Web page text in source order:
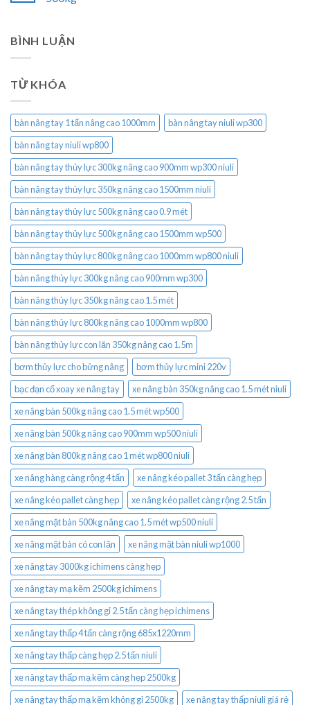
BÌNH LUẬN
TỪ KHÓA
bàn nâng tay 1 tấn nâng cao 1000mm
bàn nâng tay niuli wp300
bàn nâng tay niuli wp800
bàn nâng tay thủy lực 300kg nâng cao 900mm wp300 niuli
bàn nâng tay thủy lực 350kg nâng cao 1500mm niuli
bàn nâng tay thủy lực 500kg nâng cao 0.9 mét
bàn nâng tay thủy lực 500kg nâng cao 1500mm wp500
bàn nâng tay thủy lực 800kg nâng cao 1000mm wp800 niuli
bàn nâng thủy lực 300kg nâng cao 900mm wp300
bàn nâng thủy lực 350kg nâng cao 1.5 mét
bàn nâng thủy lực 800kg nâng cao 1000mm wp800
bàn nâng thủy lực con lăn 350kg nâng cao 1.5m
bơm thủy lực cho bửng nâng
bơm thủy lực mini 220v
bạc đạn cổ xoay xe nâng tay
xe nâng bàn 350kg nâng cao 1.5 mét niuli
xe nâng bàn 500kg nâng cao 1.5 mét wp500
xe nâng bàn 500kg nâng cao 900mm wp500 niuli
xe nâng bàn 800kg nâng cao 1 mét wp800 niuli
xe nâng hàng càng rộng 4 tấn
xe nâng kéo pallet 3 tấn càng hẹp
xe nâng kéo pallet càng hẹp
xe nâng kéo pallet càng rộng 2.5 tấn
xe nâng mặt bàn 500kg nâng cao 1.5 mét wp500 niuli
xe nâng mặt bàn có con lăn
xe nâng mặt bàn niuli wp1000
xe nâng tay 3000kg ichimens càng hẹp
xe nâng tay mạ kẽm 2500kg ichimens
xe nâng tay thép không gỉ 2.5 tấn càng hẹp ichimens
xe nâng tay thấp 4 tấn càng rộng 685x1220mm
xe nâng tay thấp càng hẹp 2.5 tấn niuli
xe nâng tay thấp mạ kẽm càng hẹp 2500kg
xe nâng tay thấp mạ kẽm không gỉ 2500kg
xe nâng tay thấp niuli giá rẻ